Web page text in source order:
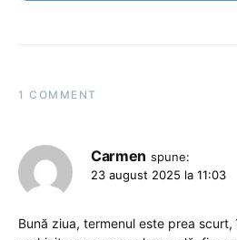
1 COMMENT
Carmen spune:
23 august 2025 la 11:03
Bună ziua, termenul este prea